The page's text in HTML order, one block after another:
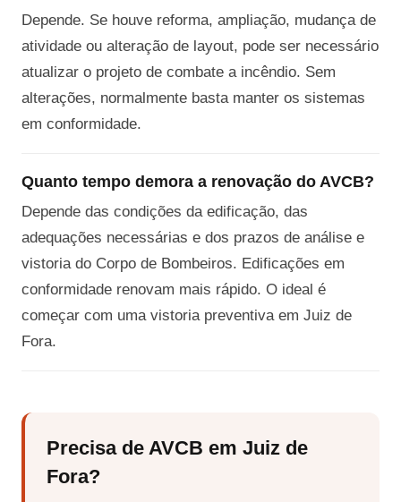
Depende. Se houve reforma, ampliação, mudança de
atividade ou alteração de layout, pode ser necessário
atualizar o projeto de combate a incêndio. Sem
alterações, normalmente basta manter os sistemas
em conformidade.
Quanto tempo demora a renovação do AVCB?
Depende das condições da edificação, das
adequações necessárias e dos prazos de análise e
vistoria do Corpo de Bombeiros. Edificações em
conformidade renovam mais rápido. O ideal é
começar com uma vistoria preventiva em Juiz de
Fora.
Precisa de AVCB em Juiz de
Fora?